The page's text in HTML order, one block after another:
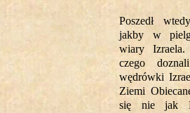
Poszedł
jakby w
wiary
czego
wędrówki
Ziemi
się nie jak